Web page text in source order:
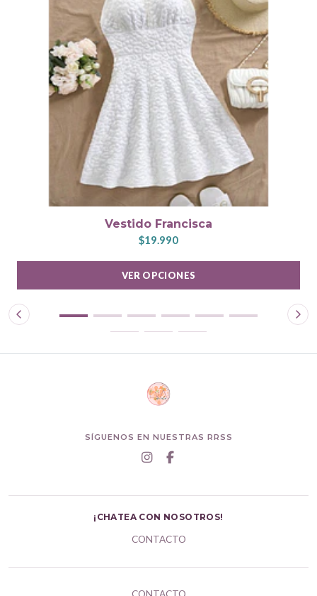
Vestido Francisca
$19.990
VER OPCIONES
SÍGUENOS EN NUESTRAS RRSS
¡CHATEA CON NOSOTROS!
CONTACTO